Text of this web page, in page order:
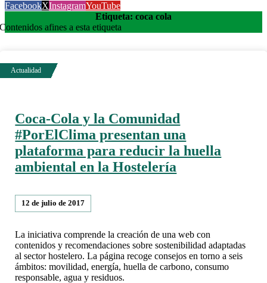
FacebookXInstagramYouTube
Etiqueta: coca cola
Contenidos afines a esta etiqueta
Coca-Cola y la Comunidad
#PorElClima presentan una
plataforma para reducir la huella
ambiental en la Hostelería
12 de julio de 2017
La iniciativa comprende la creación de una web con
contenidos y recomendaciones sobre sostenibilidad adaptadas
al sector hostelero. La página recoge consejos en torno a seis
ámbitos: movilidad, energía, huella de carbono, consumo
responsable, agua y residuos.